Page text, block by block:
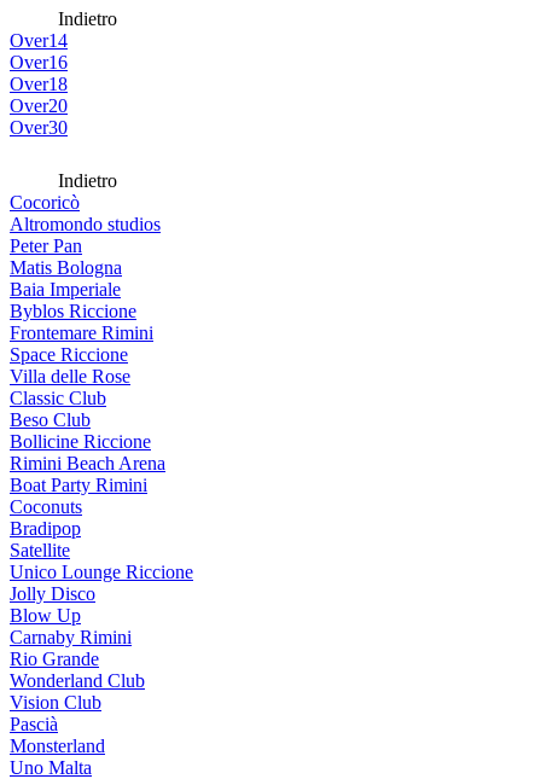
Indietro
Over14
Over16
Over18
Over20
Over30
Indietro
Cocoricò
Altromondo studios
Peter Pan
Matis Bologna
Baia Imperiale
Byblos Riccione
Frontemare Rimini
Space Riccione
Villa delle Rose
Classic Club
Beso Club
Bollicine Riccione
Rimini Beach Arena
Boat Party Rimini
Coconuts
Bradipop
Satellite
Unico Lounge Riccione
Jolly Disco
Blow Up
Carnaby Rimini
Rio Grande
Wonderland Club
Vision Club
Pascià
Monsterland
Uno Malta